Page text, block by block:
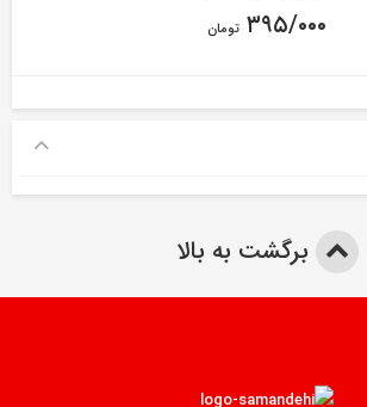
۳۹۵/۰۰۰ تومان
برگشت به بالا